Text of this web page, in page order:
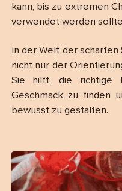
kann, bis zu extremen
verwendet werden
In der Welt der
nicht nur der
Sie hilft, die richtige
Geschmack zu finden
bewusst zu gestalten.